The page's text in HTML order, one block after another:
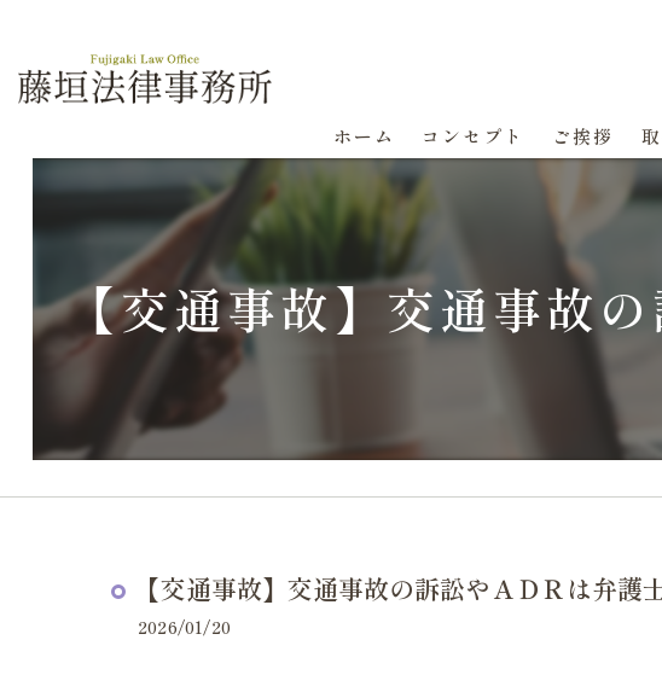
ホーム コンセプト ご挨拶
【交通事故】交通事故
【交通事故】交通事故の訴訟やＡＤＲは弁護
2026/01/20